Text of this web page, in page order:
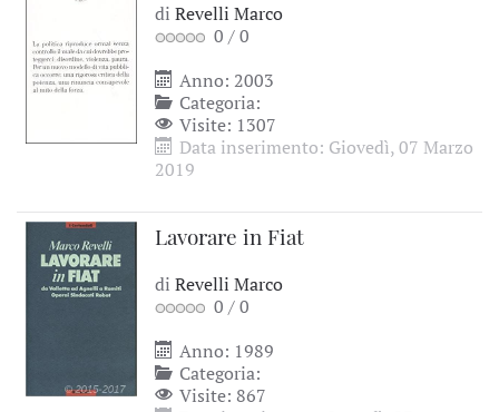
di Revelli Marco
0 /0
Anno: 2003
Categoria:
Visite: 1307
Data inserimento: Giovedì, 07 Marzo
2019
Lavorare in Fiat
di Revelli Marco
0 /0
Anno: 1989
Categoria:
Visite: 867